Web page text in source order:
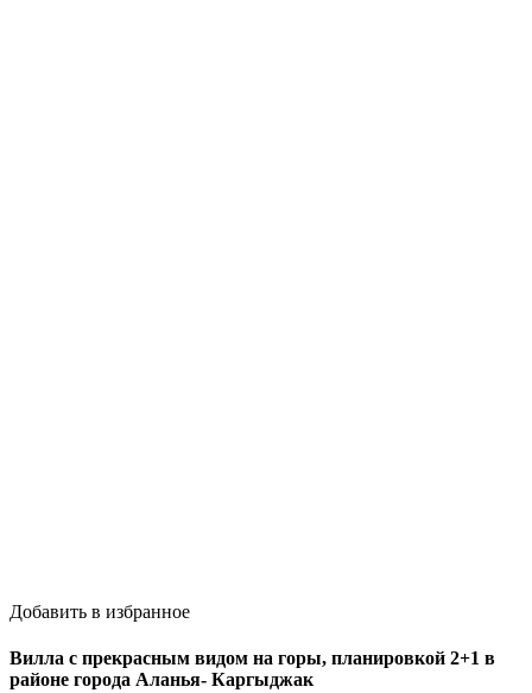
Добавить в избранное
Вилла с прекрасным видом на горы, планировкой 2+1 в
районе города Аланья- Каргыджак